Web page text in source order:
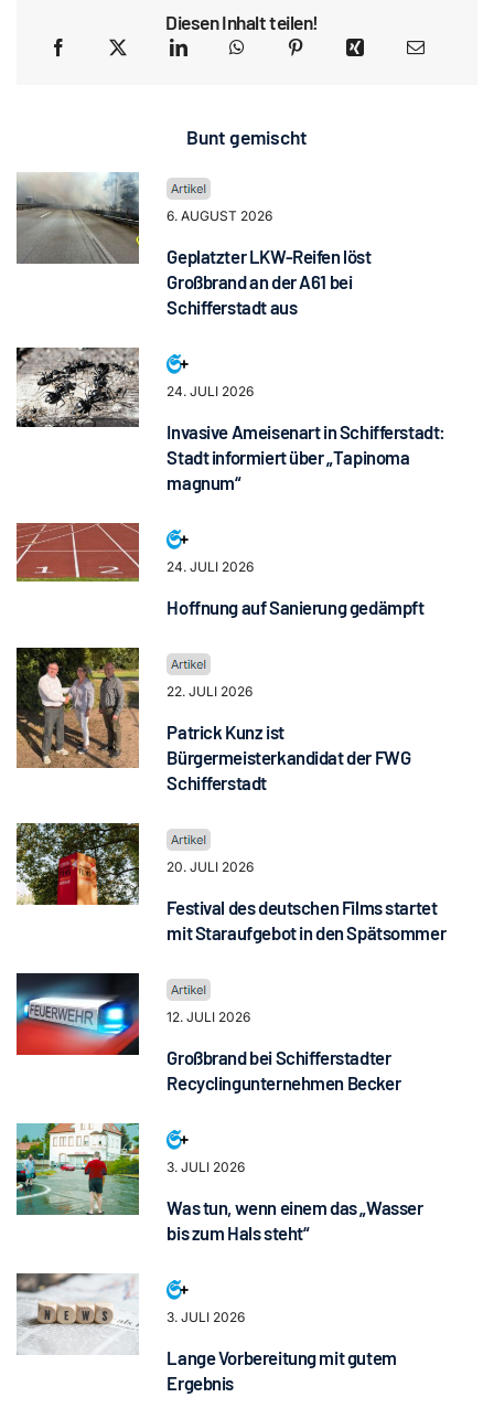
Diesen Inhalt teilen!
Bunt gemischt
6. AUGUST 2026
Geplatzter LKW-Reifen löst
Großbrand an der A61 bei
Schifferstadt aus
24. JULI 2026
Invasive Ameisenart in Schifferstadt:
Stadt informiert über „Tapinoma
magnum“
24. JULI 2026
Hoffnung auf Sanierung gedämpft
22. JULI 2026
Patrick Kunz ist
Bürgermeisterkandidat der FWG
Schifferstadt
20. JULI 2026
Festival des deutschen Films startet
mit Staraufgebot in den Spätsommer
12. JULI 2026
Großbrand bei Schifferstadter
Recyclingunternehmen Becker
3. JULI 2026
Was tun, wenn einem das „Wasser
bis zum Hals steht“
3. JULI 2026
Lange Vorbereitung mit gutem
Ergebnis